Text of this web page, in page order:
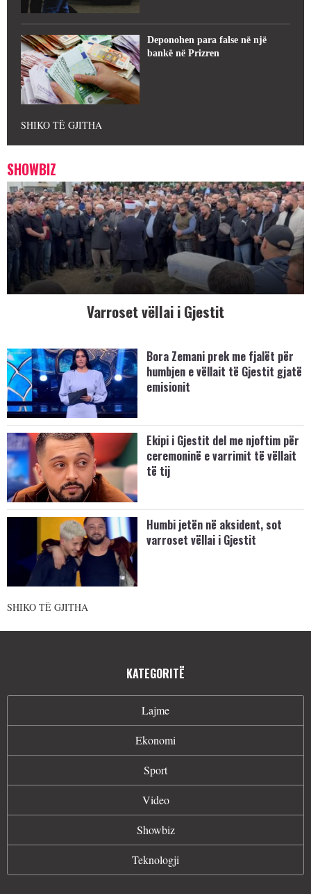
Deponohen para false në një
bankë në Prizren
SHIKO TË GJITHA
SHOWBIZ
Varroset vëllai i Gjestit
Bora Zemani prek me fjalët për
humbjen e vëllait të Gjestit gjatë
emisionit
Ekipi i Gjestit del me njoftim për
ceremoninë e varrimit të vëllait
të tij
Humbi jetën në aksident, sot
varroset vëllai i Gjestit
SHIKO TË GJITHA
KATEGORITË
Lajme
Ekonomi
Sport
Video
Showbiz
Teknologji